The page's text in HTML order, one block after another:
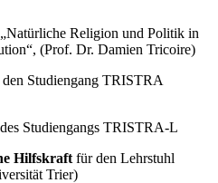
Religion und Politik in
(Prof. Dr. Damien Tricoire)
Studiengang TRISTRA
Studiengangs TRISTRA-L
Hilfskraft für den Lehrstuhl
Trier)